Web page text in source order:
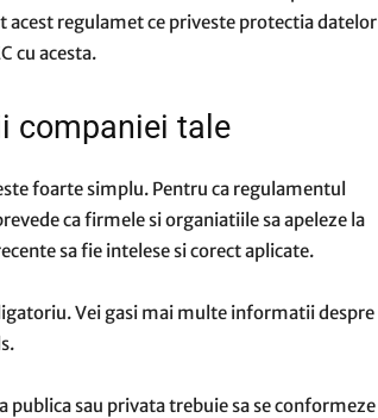
regulamet ce priveste protectia datelor
cu acesta.
companiei tale
foarte simplu. Pentru ca regulamentul
ca firmele si organiatiile sa apeleze la
sa fie intelese si corect aplicate.
Vei gasi mai multe informatii despre
sau privata trebuie sa se conformeze